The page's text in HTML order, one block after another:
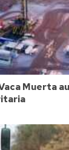
Muerta